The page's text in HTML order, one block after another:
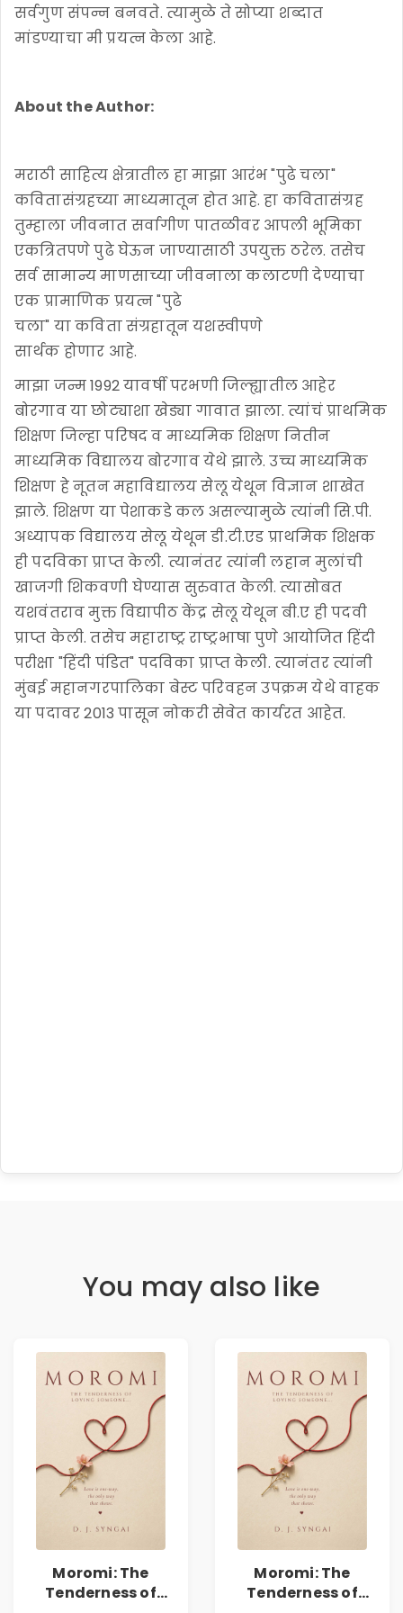
सर्वगुण संपन्न बनवते. त्यामुळे ते सोप्या शब्दात
मांडण्याचा मी प्रयत्न केला आहे.
About the Author:
मराठी साहित्य क्षेत्रातील हा माझा आरंभ "पुढे चला"
कवितासंग्रहच्या माध्यमातून होत आहे. हा कवितासंग्रह
तुम्हाला जीवनात सर्वागीण पातळीवर आपली भूमिका
एकत्रितपणे पुढे घेऊन जाण्यासाठी उपयुक्त ठरेल. तसेच
सर्व सामान्य माणसाच्या जीवनाला कलाटणी देण्याचा
एक प्रामाणिक प्रयत्न "पुढे
चला" या कविता संग्रहातून यशस्वीपणे
सार्थक होणार आहे.
माझा जन्म 1992 यावर्षी परभणी जिल्ह्यातील आहेर
बोरगाव या छोट्याशा खेड्या गावात झाला. त्यांचं प्राथमिक
शिक्षण जिल्हा परिषद व माध्यमिक शिक्षण नितीन
माध्यमिक विद्यालय बोरगाव येथे झाले. उच्च माध्यमिक
शिक्षण हे नूतन महाविद्यालय सेलू येथून विज्ञान शाखेत
झाले. शिक्षण या पेशाकडे कल असल्यामुळे त्यांनी सि.पी.
अध्यापक विद्यालय सेलू येथून डी.टी.एड प्राथमिक शिक्षक
ही पदविका प्राप्त केली. त्यानंतर त्यांनी लहान मुलांची
खाजगी शिकवणी घेण्यास सुरुवात केली. त्यासोबत
यशवंतराव मुक्त विद्यापीठ केंद्र सेलू येथून बी.ए ही पदवी
प्राप्त केली. तसेच महाराष्ट्र राष्ट्रभाषा पुणे आयोजित हिंदी
परीक्षा "हिंदी पंडित" पदविका प्राप्त केली. त्यानंतर त्यांनी
मुंबई महानगरपालिका बेस्ट परिवहन उपक्रम येथे वाहक
या पदावर 2013 पासून नोकरी सेवेत कार्यरत आहेत.
You may also like
Moromi: The
Tenderness of
Moromi: The
Tenderness of